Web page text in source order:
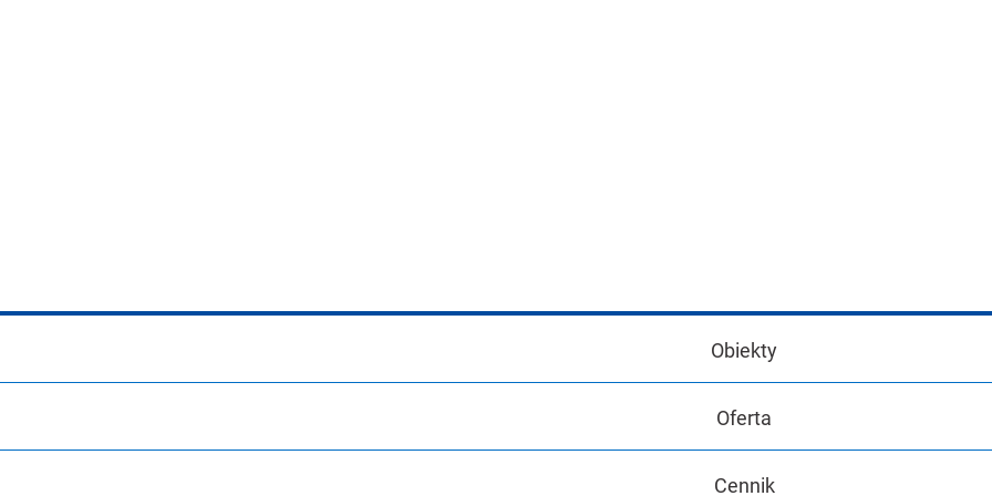
Obiekty
Oferta
Cennik